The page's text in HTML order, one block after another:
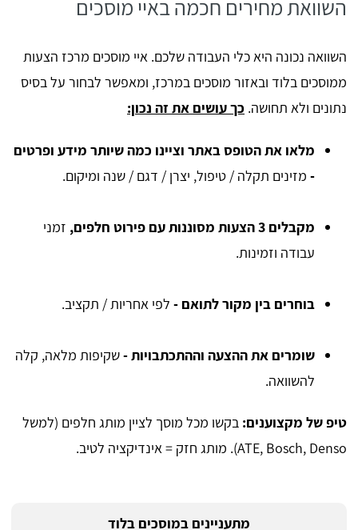
השוואת מחירים חכמה באיי מוסכים
השוואה נכונה היא כלי העבודה שלכם. איי מוסכים מרכז הצעות
ממוסכים בלוד ובאזור מוסכים במרכז, ומאפשר לבחור על בסיס
נתונים ולא תחושה. כך עושים את זה נכון:
מלאו את הטופס באתר וציינו כמה שיותר מידע ופרטים
- מזינים תקלה / טיפול, יצרן / דגם / שנה ומיקום.
מקבלים 3 הצעות מסוננות עם פירוט חלפים,
זמני
עבודה וזמינות.
בוחרים בין מקור לתואם - לפי אחריות / תקציב.
שומרים את ההצעה וההתכתבויות -שקיפות מלאה, קלה
להשוואה.
טיפ של מקצוענים: בקשו מכל מוסך לציין מותג חלפים (למשל
ATE, Bosch, Denso). מותג חזק = אינדיקציה לטיב.
מתעניינים במוסכים בלוד